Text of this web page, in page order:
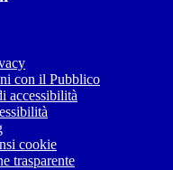
con il Pubblico
accessibilità
cookie
trasparente